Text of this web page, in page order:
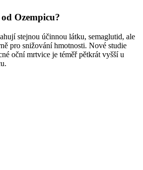
Ozempicu?
stejnou účinnou látku, semaglutid, ale
pro snižování hmotnosti. Nové studie
oční mrtvice je téměř pětkrát vyšší u